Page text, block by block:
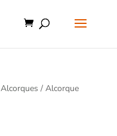
Alcorques / Alcorque